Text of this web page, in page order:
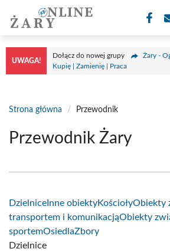
treści
UWAGA!
Dołącz do nowej grupy
Żary -
Kupię | Zamienię | Praca
Strona główna / Przewodnik
Przewodnik Żary
Dzielnice Inne obiektyKościołyObiekty
transportem i komunikacjąObiekty
sportemOsiedlaZbory
Dzielnice